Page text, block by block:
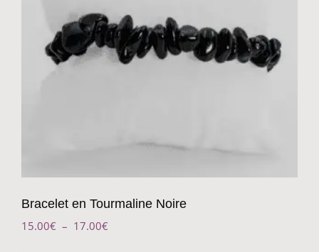
Bracelet en Tourmaline Noire
15.00€ – 17.00€